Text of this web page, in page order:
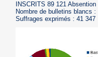
INSCRITS 89 121
Nombre de bulletins blancs
Suffrages exprimés : 41 347